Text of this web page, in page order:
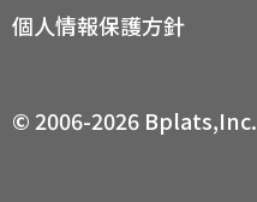
個人情報保護方針
© 2006-2026 Bplats,Inc.